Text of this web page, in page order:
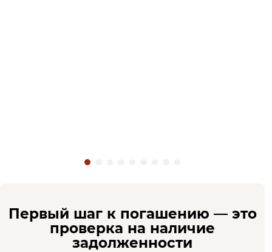
Первый шаг к погашению — это
проверка на наличие
задолженности